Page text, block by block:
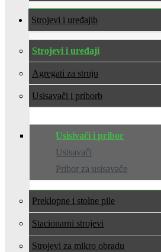
Strojevi i uređaji
Strojevi i uređaji
Agregati za struju
Usisavači i pribor
Usisivači i pribor
Usisavači
Pribor za usisavače
Preklopne i stolne pile
Stacionarni strojevi
Strojevi za mikro obradu